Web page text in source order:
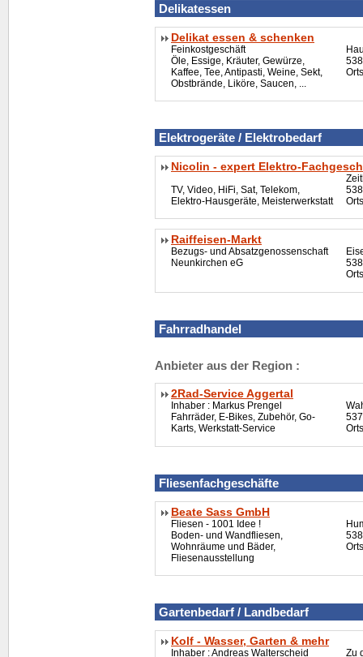
Delikatessen
Delikat essen & schenken
Feinkostgeschäft
Öle, Essige, Kräuter, Gewürze,
Kaffee, Tee, Antipasti, Weine, Sekt,
Obstbrände, Liköre, Saucen, ...
Elektrogeräte / Elektrobedarf
Nicolin - expert Elektro-
TV, Video, HiFi, Sat, Telekom,
Elektro-Hausgeräte, Meisterwerkstatt
Raiffeisen-Markt
Bezugs- und Absatzgenossenschaft
Neunkirchen eG
Fahrradhandel
Anbieter aus der Region :
2Rad-Service Aggertal
Inhaber : Markus Prengel
Fahrräder, E-Bikes, Zubehör, Go-
Karts, Werkstatt-Service
Fliesenfachgeschäfte
Beate Sass GmbH
Fliesen - 1001 Idee !
Boden- und Wandfliesen,
Wohnräume und Bäder,
Fliesenausstellung
Gartenbedarf / Landbedarf
Kolf - Wasser, Garten & mehr
Inhaber : Andreas Walterscheid Zu